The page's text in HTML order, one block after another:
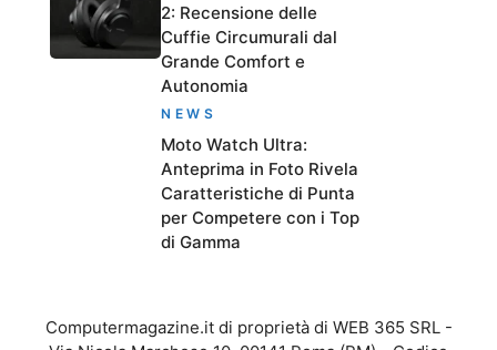
2: Recensione delle
Cuffie Circumurali dal
Grande Comfort e
Autonomia
NEWS
Moto Watch Ultra:
Anteprima in Foto Rivela
Caratteristiche di Punta
per Competere con i Top
di Gamma
Computermagazine.it di proprietà di WEB 365 SRL -